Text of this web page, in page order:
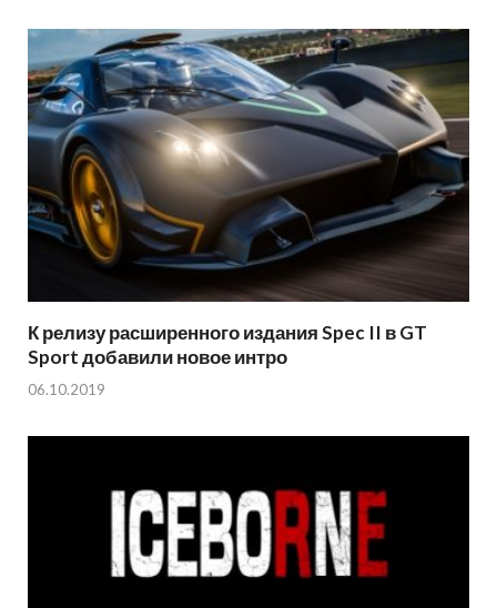
К релизу расширенного издания Spec II в GT
Sport добавили новое интро
06.10.2019